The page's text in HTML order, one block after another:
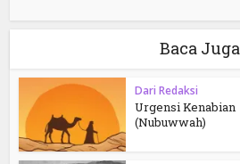
Baca Juga
Dari Redaksi
Urgensi Kenabian
(Nubuwwah)